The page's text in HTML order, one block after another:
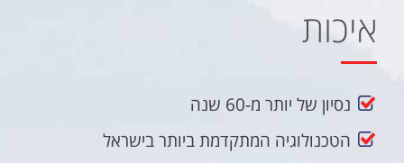
איכות
נסיון של יותר מ-60 שנה
הטכנולוגיה המתקדמת ביותר בישראל